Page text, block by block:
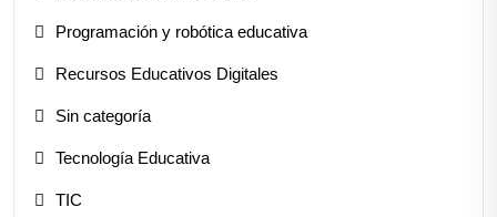
Programación y robótica educativa
Recursos Educativos Digitales
Sin categoría
Tecnología Educativa
TIC